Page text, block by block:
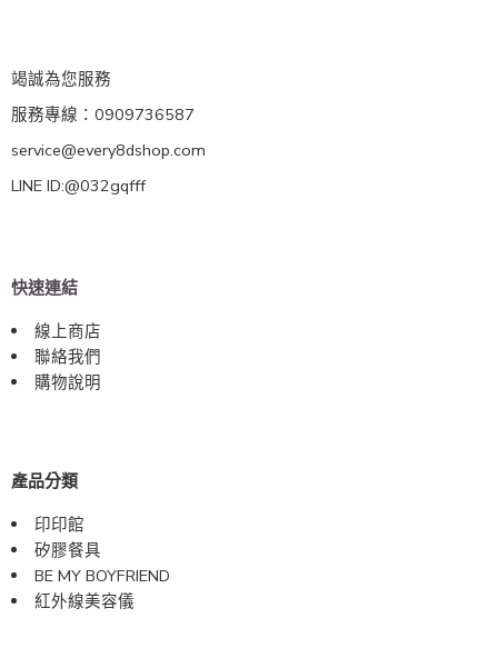
竭誠為您服務
服務專線：0909736587
service@every8dshop.com
LINE ID:@032gqfff
快速連結
線上商店
聯絡我們
購物說明
產品分類
印印館
矽膠餐具
BE MY BOYFRIEND
紅外線美容儀